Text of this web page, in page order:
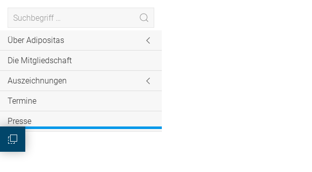
Über Adipositas
Die Mitgliedschaft
Auszeichnungen
Termine
Presse